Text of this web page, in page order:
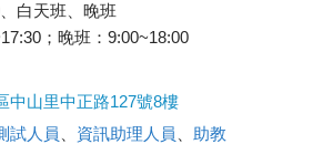
白天班、晚班
；晚班：9:00~18:00
中山里中正路127號8樓
試人員 資訊助理人員
助教